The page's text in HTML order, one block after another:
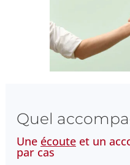
Quel
Une écouteet un
par cas